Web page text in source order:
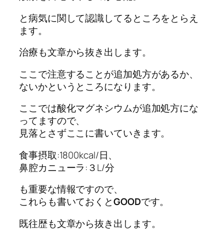
と病気に関して認識してるところをとらえ
ます。
治療も文章から抜き出します。
ここで注意することが追加処方があるか、
ないかというところになります。
ここでは酸化マグネシウムが追加処方にな
ってますので、
見落とさずここに書いていきます。
食事摂取:1800kcal/日、
鼻腔カニューラ:３L/分
も重要な情報ですので、
これらも書いておくとGOODです。
既往歴も文章から抜き出します。